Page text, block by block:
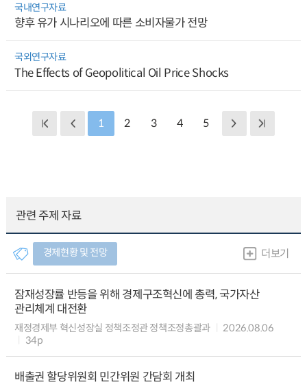
국내연구자료
향후 유가 시나리오에 따른 소비자물가 전망
국외연구자료
The Effects of Geopolitical Oil Price Shocks
1 2 3 4 5
관련 주제 자료
경제현황 및 전망 더보기
잠재성장률 반등을 위해 경제구조혁신에 총력, 국가자산
관리체계 대전환
재정경제부 혁신성장실 정책조정관 정책조정총괄과
2026.08.06
34p
배출권 할당위원회 민간위원 간담회 개최